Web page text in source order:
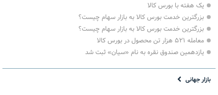
یک هفته با بورس کالا
بزرگترین خدمت بورس کالا به بازار سهام چیست؟
بزرگترین خدمت بورس کالا به بازار سهام چیست؟
معامله ۵۲۱ هزار تن محصول در بورس کالا
یازدهمین صندوق نقره به نام «سیان» ثبت شد
بازار جهانی